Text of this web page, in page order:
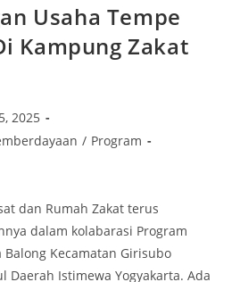
Usaha Tempe
Kampung Zakat
2025
/ Program
dan Rumah Zakat terus
dalam kolabarasi Program
Balong Kecamatan Girisubo
Daerah Istimewa Yogyakarta. Ada